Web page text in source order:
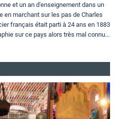
et un an d'enseignement dans un
en marchant sur les pas de Charles
français était parti à 24 ans en 1883
sur ce pays alors très mal connu...